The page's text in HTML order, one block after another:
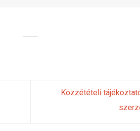
Közzétételi